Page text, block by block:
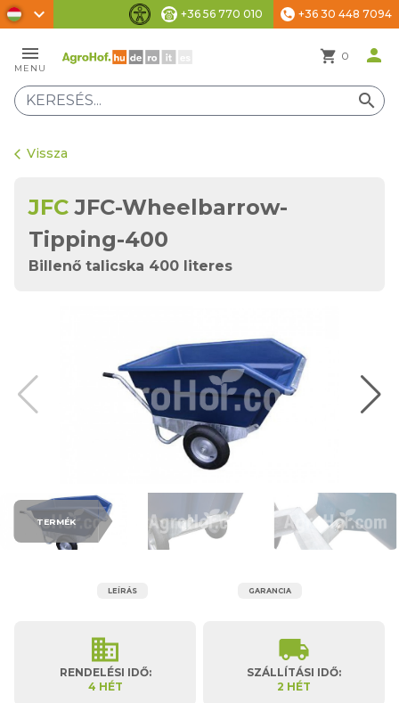
chevron_right
Akadálymentesítési beállítások
+36 56 770 010 phone +36 30 448 7094
menu
MENU
shopping_cart 0 person
search
arrow_back_ios Vissza
JFCJFC-Wheelbarrow-
Tipping-400
Billenő talicska 400 literes
TERMÉK
LEÍRÁS GARANCIA
business
RENDELÉSI IDŐ:
4 HÉT
local_shipping
SZÁLLÍTÁSI IDŐ:
2 HÉT